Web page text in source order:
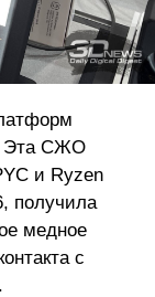
Эта СЖО
и Ryzen
получила
медное
с